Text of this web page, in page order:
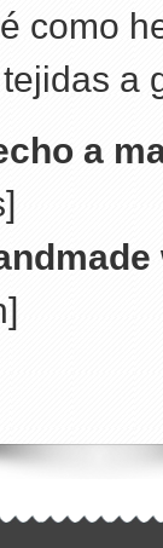
como
a